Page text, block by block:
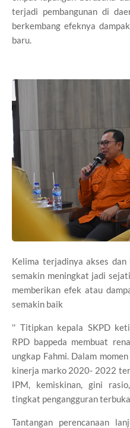
terjadi pembangunan di
berkembang efeknya
baru.
Kelima terjadinya akses
semakin meningkat jadi
memberikan efek atau
semakin baik
'' Titipkan kepala SKPD
RPD bappeda membuat
ungkap Fahmi. Dalam
kinerja marko 2020- 2022
IPM, kemiskinan, gini
tingkat pengangguran
Tantangan perencanaan